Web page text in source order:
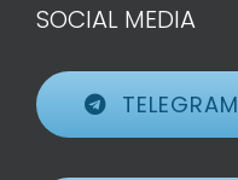
SOCIAL MEDIA
TELEGRAM